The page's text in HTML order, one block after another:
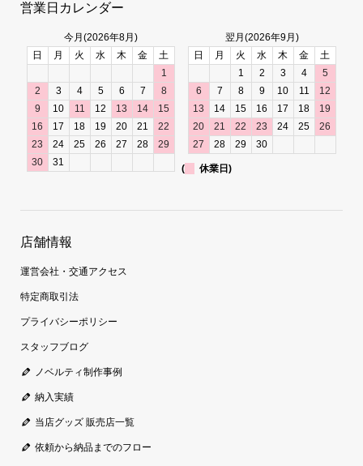
営業日カレンダー
今月(2026年8月)
日
月 火 水 木 金
土
1
2
3 4 5 6 7
8
9
10 11 12 13 14
15
16
17 18 19 20 21
22
23
24 25 26 27 28
29
30
31
翌月(2026年9月)
日
月 火 水 木 金
土
1
2 3 4
5
6
7 8 9 10 11
12
13
14 15 16 17 18
19
20
21 22 23 24 25
26
27
28 29 30
( 休業日)
店舗情報
運営会社・交通アクセス
特定商取引法
プライバシーポリシー
スタッフブログ
ノベルティ制作事例
納入実績
当店グッズ 販売店一覧
依頼から納品までのフロー